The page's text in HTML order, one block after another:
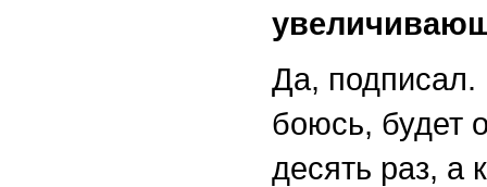
Да, подписал.
боюсь, будет
десять раз, а